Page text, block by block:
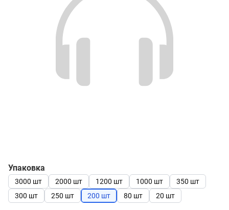
Упаковка
3000 шт 2000 шт 1200 шт 1000 шт
350 шт
300 шт
250 шт 200 шт 80 шт 20 шт